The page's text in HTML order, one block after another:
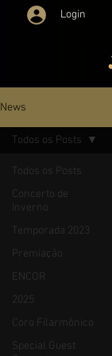
Login
News
Todos os Posts
Concerto de
Inverno
Temporada 2023
Premiação
ENCOR
2025
Coro Filarmônico
Special Guest
Todos os Posts